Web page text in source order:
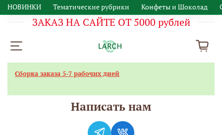
НОВИНКИ Тематические рубрики Конфеты и Шоколад
ЗАКАЗ НА САЙТЕ ОТ 5000 рублей
Сборка заказа 5-7 рабочих дней
Написать нам